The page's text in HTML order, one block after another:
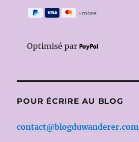
Optimisé par
POUR ÉCRIRE AU BLOG
contact@blogduwanderer.com